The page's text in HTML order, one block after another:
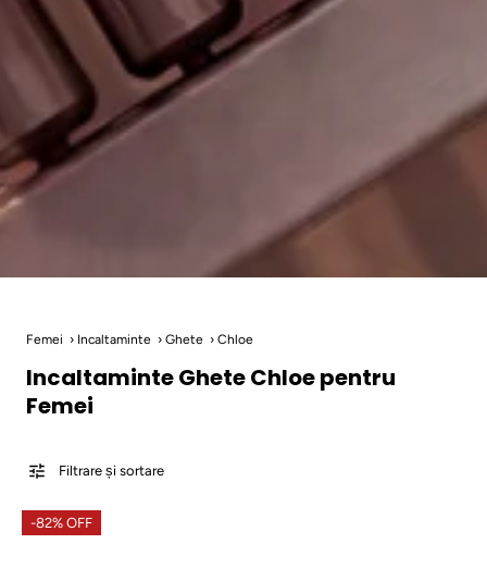
Femei Incaltaminte Ghete Chloe
Incaltaminte Ghete Chloe pentru
Femei
Filtrare și sortare
-82% OFF